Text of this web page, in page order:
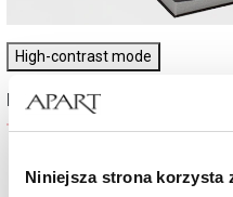
Niniejsza strona korzysta
High-contrast mode
Najczęściej wybierane
%